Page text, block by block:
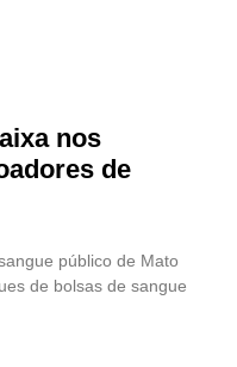
nos
de
público de Mato
de bolsas de sangue